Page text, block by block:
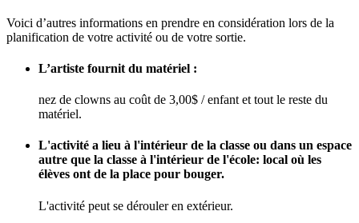
Voici d’autres informations en prendre en considération lors de la
planification de votre activité ou de votre sortie.
L’artiste fournit du matériel :
nez de clowns au coût de 3,00$ / enfant et tout le reste du
matériel.
L'activité a lieu à l'intérieur de la classe ou dans un espace
autre que la classe à l'intérieur de l'école: local où les
élèves ont de la place pour bouger.
L'activité peut se dérouler en extérieur.